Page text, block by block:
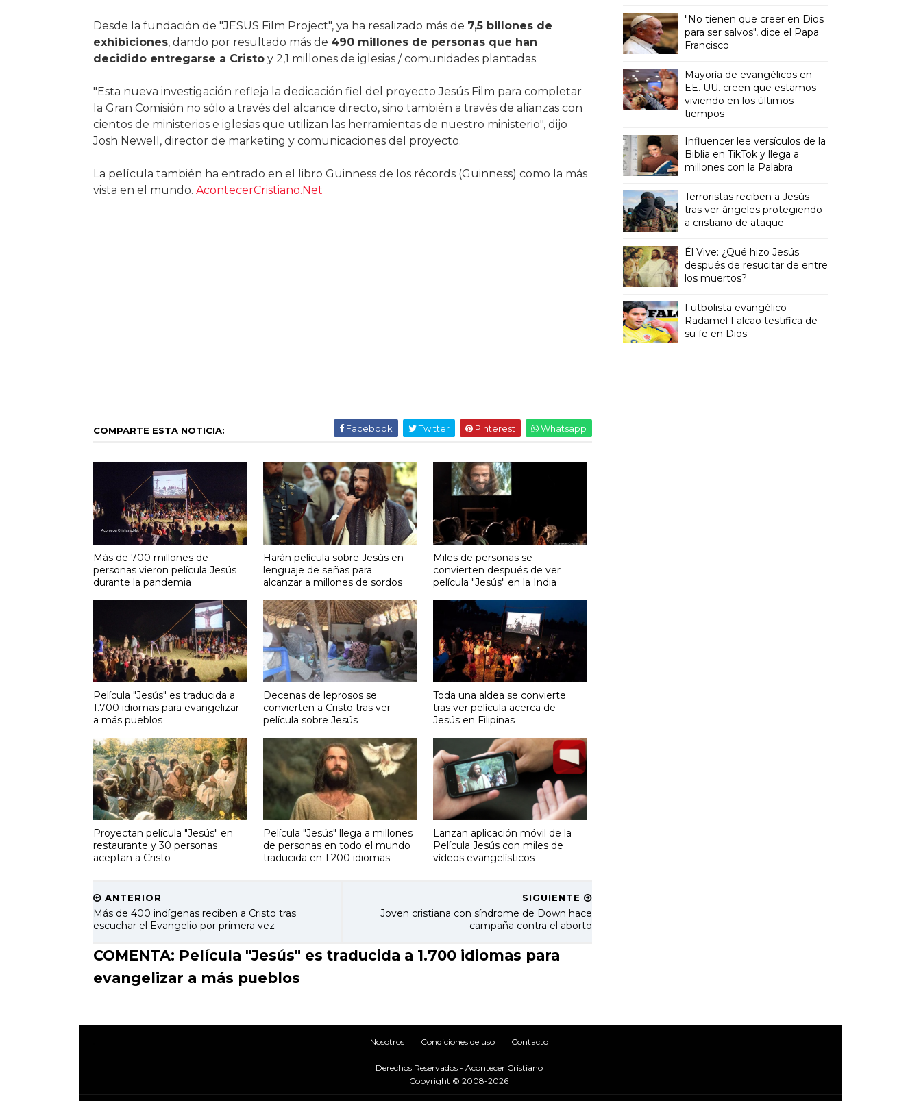
Desde la fundación de "JESUS ​​Film Project", ya ha resalizado más de 7,5 billones de
exhibiciones, dando por resultado más de 490 millones de personas que han
decidido entregarse a Cristoy 2,1 millones de iglesias / comunidades plantadas.
"Esta nueva investigación refleja la dedicación fiel del proyecto Jesús Film para completar
la Gran Comisión no sólo a través del alcance directo, sino también a través de alianzas con
cientos de ministerios e iglesias que utilizan las herramientas de nuestro ministerio", dijo
Josh Newell, director de marketing y comunicaciones del proyecto.
La película también ha entrado en el libro Guinness de los récords (Guinness) como la más
vista en el mundo. AcontecerCristiano.Net
COMPARTE ESTA NOTICIA: Facebook Twitter Pinterest Whatsapp
Más de 700 millones de
personas vieron película Jesús
durante la pandemia
Harán película sobre Jesús en
lenguaje de señas para
alcanzar a millones de sordos
Miles de personas se
convierten después de ver
película "Jesús" en la India
Película "Jesús" es traducida a
1.700 idiomas para evangelizar
a más pueblos
Decenas de leprosos se
convierten a Cristo tras ver
película sobre Jesús
Toda una aldea se convierte
tras ver película acerca de
Jesús en Filipinas
Proyectan película "Jesús" en
restaurante y 30 personas
aceptan a Cristo
Película "Jesús" llega a millones
de personas en todo el mundo
traducida en 1.200 idiomas
Lanzan aplicación móvil de la
Película Jesús con miles de
vídeos evangelísticos
SIGUIENTE
Joven cristiana con síndrome de Down hace
campaña contra el aborto
ANTERIOR
Más de 400 indígenas reciben a Cristo tras
escuchar el Evangelio por primera vez
COMENTA: Película "Jesús" es traducida a 1.700 idiomas para
evangelizar a más pueblos
"No tienen que creer en Dios
para ser salvos", dice el Papa
Francisco
Mayoría de evangélicos en
EE. UU. creen que estamos
viviendo en los últimos
tiempos
Influencer lee versículos de la
Biblia en TikTok y llega a
millones con la Palabra
Terroristas reciben a Jesús
tras ver ángeles protegiendo
a cristiano de ataque
Él Vive: ¿Qué hizo Jesús
después de resucitar de entre
los muertos?
Futbolista evangélico
Radamel Falcao testifica de
su fe en Dios
Nosotros Condiciones de uso Contacto
Derechos Reservados - Acontecer Cristiano
Copyright © 2008-2026